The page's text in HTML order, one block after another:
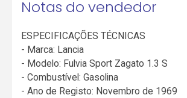
Notas do vendedor
ESPECIFICAÇÕES TÉCNICAS
- Marca: Lancia
- Modelo: Fulvia Sport Zagato 1.3 S
- Combustível: Gasolina
- Ano de Registo: Novembro de 1969